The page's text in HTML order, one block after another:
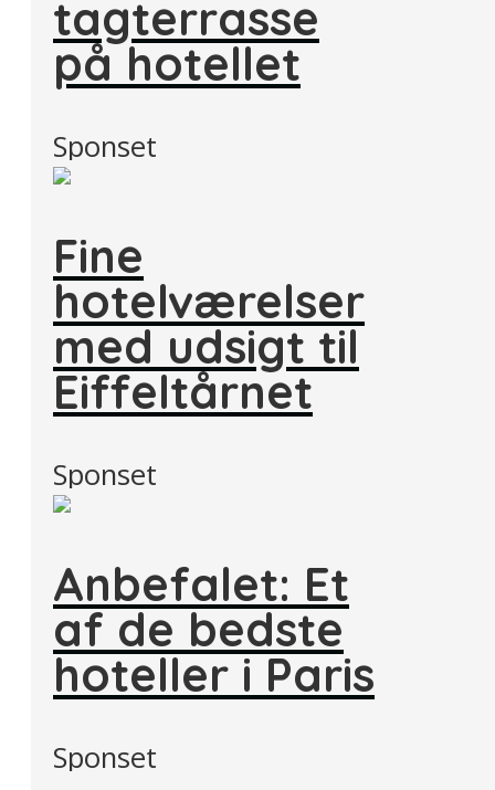
tagterrasse
på hotellet
Sponset
Fine
hotelværelser
med udsigt til
Eiffeltårnet
Sponset
Anbefalet: Et
af de bedste
hoteller i Paris
Sponset